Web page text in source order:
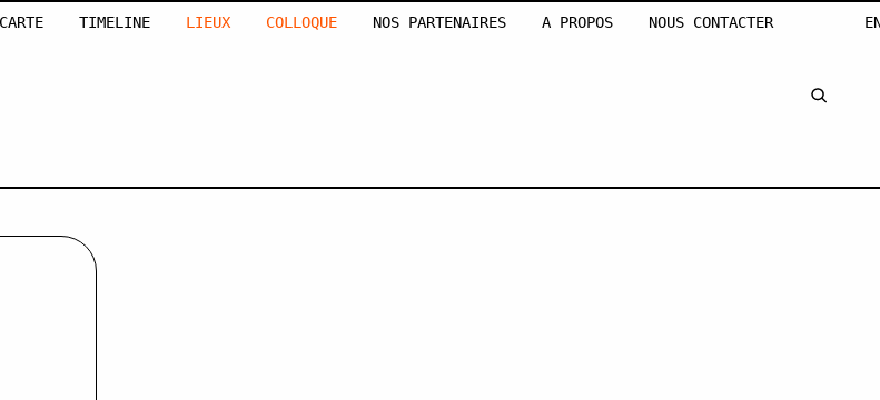
CARTE TIMELINE LIEUX COLLOQUE NOS PARTENAIRES A PROPOS NOUS CONTACTER